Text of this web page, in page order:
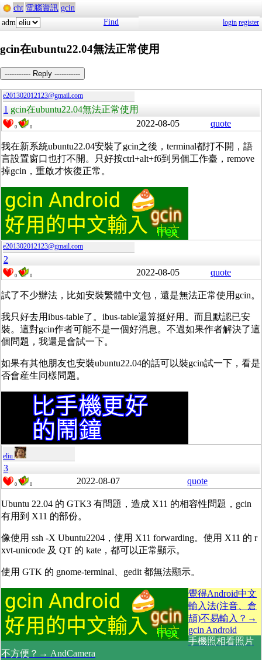
cht 電腦資訊 gcin
adm
Find login register
gcin在ubuntu22.04無法正常使用
----------- Reply -----------
e201302012123@gmail.com
1 gcin在ubuntu22.04無法正常使用
0 0 2022-08-05 quote
我在新系統ubuntu22.04安裝了gcin之後，terminal都打不開，語
言設置窗口也打不開。只好按ctrl+alt+f6到另個工作臺，remove
掉gcin，重啟才恢復正常。
e201302012123@gmail.com
2
0 0 2022-08-05 quote
試了不少辦法，比如安裝繁體中文包，還是無法正常使用gcin。
我只好去用ibus-table了。ibus-table還算挺好用。而且默認已安
裝。這對gcin作者可能不是一個好消息。不過如果作者解決了這
個問題，我還是會試一下。
如果有其他朋友也安裝ubuntu22.04的話可以裝gcin試一下，看是
否會産生同樣問題。
eliu
3
0 0 2022-08-07 quote
Ubuntu 22.04 的 GTK3 有問題，造成 X11 的相容性問題，gcin
有用到 X11 的部份。
像使用 ssh -X Ubuntu2204，使用 X11 forwarding。使用 X11 的 r
xvt-unicode 及 QT 的 kate，都可以正常顯示。
使用 GTK 的 gnome-terminal、gedit 都無法顯示。
覺得Android中文
輸入法(注音、倉
頡)不易輸入？→
gcin Android
手機照相看照片
不方便？→ AndCamera